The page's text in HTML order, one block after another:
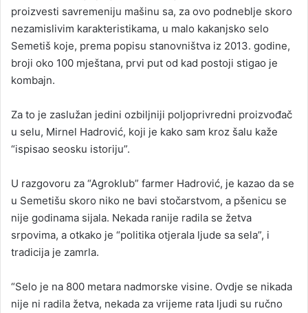
a
n
e
m
l
proizvesti savremeniju mašinu sa, za ovo podneblje skoro
nezamislivim karakteristikama, u malo kakanjsko selo
Semetiš koje, prema popisu stanovništva iz 2013. godine,
broji oko 100 mještana, prvi put od kad postoji stigao je
kombajn.
Za to je zaslužan jedini ozbiljniji poljoprivredni proizvođač
u selu, Mirnel Hadrović, koji je kako sam kroz šalu kaže
“ispisao seosku istoriju”.
U razgovoru za “Agroklub” farmer Hadrović, je kazao da se
u Semetišu skoro niko ne bavi stočarstvom, a pšenicu se
nije godinama sijala. Nekada ranije radila se žetva
srpovima, a otkako je “politika otjerala ljude sa sela”, i
tradicija je zamrla.
“Selo je na 800 metara nadmorske visine. Ovdje se nikada
nije ni radila žetva, nekada za vrijeme rata ljudi su ručno